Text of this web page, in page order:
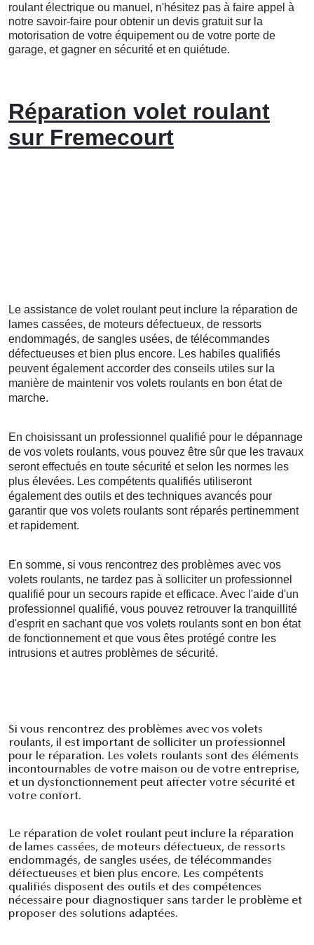
roulant électrique ou manuel, n'hésitez pas à faire appel à
notre savoir-faire pour obtenir un devis gratuit sur la
motorisation de votre équipement ou de votre porte de
garage, et gagner en sécurité et en quiétude.
Réparation volet roulant
sur Fremecourt
Le assistance de volet roulant peut inclure la réparation de
lames cassées, de moteurs défectueux, de ressorts
endommagés, de sangles usées, de télécommandes
défectueuses et bien plus encore. Les habiles qualifiés
peuvent également accorder des conseils utiles sur la
manière de maintenir vos volets roulants en bon état de
marche.
En choisissant un professionnel qualifié pour le dépannage
de vos volets roulants, vous pouvez être sûr que les travaux
seront effectués en toute sécurité et selon les normes les
plus élevées. Les compétents qualifiés utiliseront
également des outils et des techniques avancés pour
garantir que vos volets roulants sont réparés pertinemment
et rapidement.
En somme, si vous rencontrez des problèmes avec vos
volets roulants, ne tardez pas à solliciter un professionnel
qualifié pour un secours rapide et efficace. Avec l'aide d'un
professionnel qualifié, vous pouvez retrouver la tranquillité
d'esprit en sachant que vos volets roulants sont en bon état
de fonctionnement et que vous êtes protégé contre les
intrusions et autres problèmes de sécurité.
Si vous rencontrez des problèmes avec vos volets
roulants, il est important de solliciter un professionnel
pour le réparation. Les volets roulants sont des éléments
incontournables de votre maison ou de votre entreprise,
et un dysfonctionnement peut affecter votre sécurité et
votre confort.
Le réparation de volet roulant peut inclure la réparation
de lames cassées, de moteurs défectueux, de ressorts
endommagés, de sangles usées, de télécommandes
défectueuses et bien plus encore. Les compétents
qualifiés disposent des outils et des compétences
nécessaire pour diagnostiquer sans tarder le problème et
proposer des solutions adaptées.